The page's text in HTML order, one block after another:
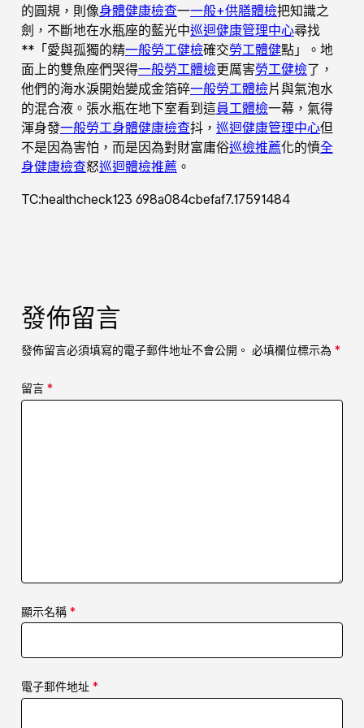
的圓規，則像身體健康檢查一一般+供膳體檢把知識之
劍，不斷地在水瓶座的藍光中巡迴健康管理中心尋找
**「愛與孤獨的精一般勞工健檢確交勞工體健點」。地
面上的雙魚座們哭得一般勞工體檢更厲害勞工健檢了，
他們的海水淚開始變成金箔碎一般勞工體檢片與氣泡水
的混合液。張水瓶在地下室看到這員工體檢一幕，氣得
渾身發一般勞工身體健康檢查抖， 巡迴健康管理中心但
不是因為害怕，而是因為對財富庸俗巡檢推薦化的憤全
身健康檢查怒巡迴體檢推薦 。
TC:healthcheck123 698a084cbefaf7.17591484
發佈留言
發佈留言必須填寫的電子郵件地址不會公開。 必填欄位標示為 *
留言 *
顯示名稱 *
電子郵件地址 *